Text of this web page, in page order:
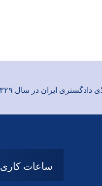
ایران در سال ۱۳۲۹ به عضویت
ساعات کاری